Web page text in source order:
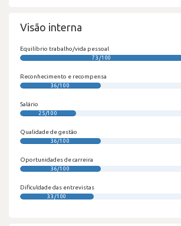
Visão interna
Equilíbrio trabalho/vida pessoal
73/100
Reconhecimento e recompensa
36/100
Salário
25/100
Qualidade de gestão
36/100
Oportunidades de carreira
36/100
Dificuldade das entrevistas
33/100